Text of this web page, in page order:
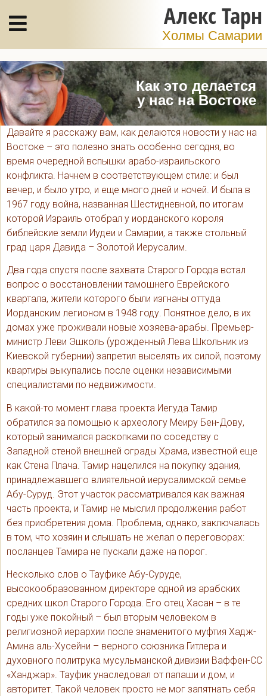
Алекс Тарн
Холмы Самарии
Как это делается
у нас на Востоке
Давайте я расскажу вам, как делаются новости у нас на
Востоке – это полезно знать особенно сегодня, во
время очередной вспышки арабо-израильского
конфликта. Начнем в соответствующем стиле: и был
вечер, и было утро, и еще много дней и ночей. И была в
1967 году война, названная Шестидневной, по итогам
которой Израиль отобрал у иорданского короля
библейские земли Иудеи и Самарии, а также стольный
град царя Давида – Золотой Иерусалим.
Два года спустя после захвата Старого Города встал
вопрос о восстановлении тамошнего Еврейского
квартала, жители которого были изгнаны оттуда
Иорданским легионом в 1948 году. Понятное дело, в их
домах уже проживали новые хозяева-арабы. Премьер-
министр Леви Эшколь (урожденный Лева Школьник из
Киевской губернии) запретил выселять их силой, поэтому
квартиры выкупались после оценки независимыми
специалистами по недвижимости.
В какой-то момент глава проекта Иегуда Тамир
обратился за помощью к археологу Меиру Бен-Дову,
который занимался раскопками по соседству с
Западной стеной внешней ограды Храма, известной еще
как Стена Плача. Тамир нацелился на покупку здания,
принадлежавшего влиятельной иерусалимской семье
Абу-Суруд. Этот участок рассматривался как важная
часть проекта, и Тамир не мыслил продолжения работ
без приобретения дома. Проблема, однако, заключалась
в том, что хозяин и слышать не желал о переговорах:
посланцев Тамира не пускали даже на порог.
Несколько слов о Тауфике Абу-Суруде,
высокообразованном директоре одной из арабских
средних школ Старого Города. Его отец Хасан – в те
годы уже покойный – был вторым человеком в
религиозной иерархии после знаменитого муфтия Хадж-
Амина аль-Хусейни – верного союзника Гитлера и
духовного политрука мусульманской дивизии Ваффен-СС
«Ханджар». Тауфик унаследовал от папаши и дом, и
авторитет. Такой человек просто не мог запятнать себя